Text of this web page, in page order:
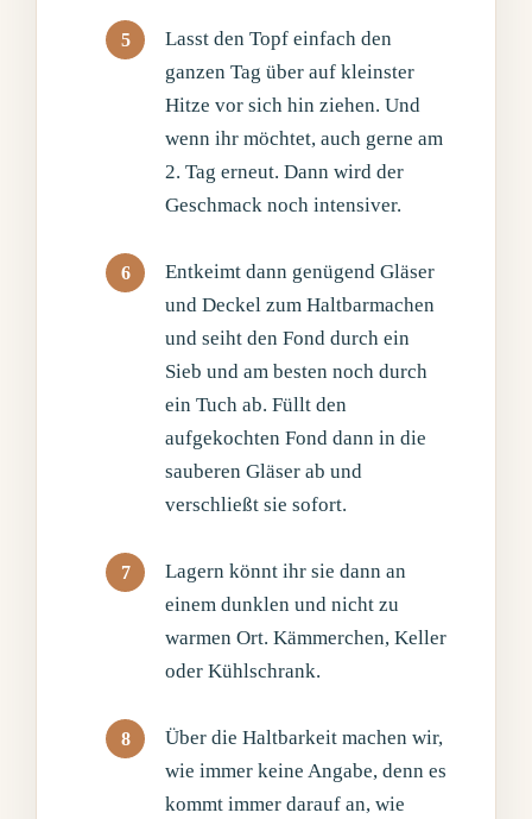
Lasst den Topf einfach den
ganzen Tag über auf kleinster
Hitze vor sich hin ziehen. Und
wenn ihr möchtet, auch gerne am
2. Tag erneut. Dann wird der
Geschmack noch intensiver.
Entkeimt dann genügend Gläser
und Deckel zum Haltbarmachen
und seiht den Fond durch ein
Sieb und am besten noch durch
ein Tuch ab. Füllt den
aufgekochten Fond dann in die
sauberen Gläser ab und
verschließt sie sofort.
Lagern könnt ihr sie dann an
einem dunklen und nicht zu
warmen Ort. Kämmerchen, Keller
oder Kühlschrank.
Über die Haltbarkeit machen wir,
wie immer keine Angabe, denn es
kommt immer darauf an, wie